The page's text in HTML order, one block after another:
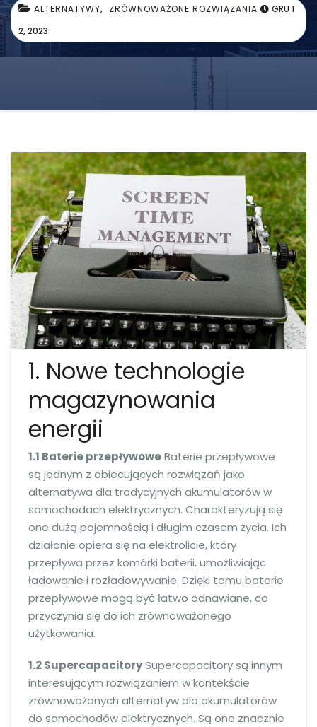
ALTERNATYWY, ZRÓWNOWAŻONE ROZWIĄZANIA
GRU 1
2, 2023
1. Nowe technologie
magazynowania
energii
1.1 Baterie przepływoweBaterie przepływowe
są jednym z obiecujących rozwiązań jako
alternatywa dla tradycyjnych akumulatorów w
samochodach elektrycznych. Charakteryzują się
one dużą pojemnością i długim czasem życia. Ich
działanie opiera się na elektrolicie, który
przepływa przez komórki baterii, umożliwiając
ładowanie i rozładowywanie. Dzięki temu baterie
przepływowe mogą być łatwo odnawiane, co
przyczynia się do ich zrównoważonego
użytkowania.
1.2 SupercapacitorySupercapacitory są innym
interesującym rozwiązaniem w kontekście
zrównoważonych alternatyw dla akumulatorów
do samochodów elektrycznych. Są one znacznie